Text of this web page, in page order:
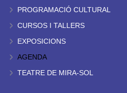
PROGRAMACIÓ CULTURAL
CURSOS I TALLERS
EXPOSICIONS
AGENDA
TEATRE DE MIRA-SOL